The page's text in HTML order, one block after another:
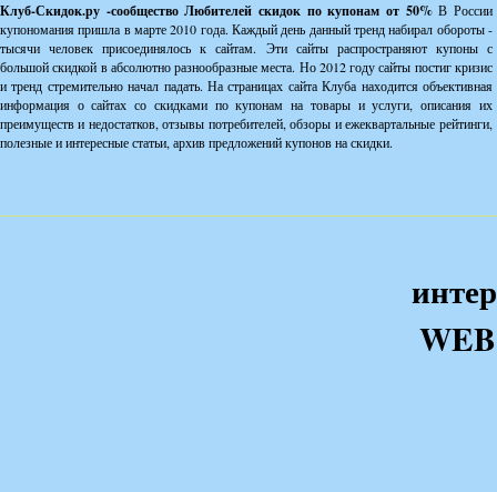
Клуб-Скидок.ру -сообщество Любителей скидок по купонам от 50%В России
купономания пришла в марте 2010 года. Каждый день данный тренд набирал обороты -
тысячи человек присоединялось к сайтам. Эти сайты распространяют купоны с
большой скидкой в абсолютно разнообразные места. Но 2012 году сайты постиг кризис
и тренд стремительно начал падать. На страницах сайта Клуба находится объективная
информация о сайтах со скидками по купонам на товары и услуги, описания их
преимуществ и недостатков, отзывы потребителей, обзоры и ежеквартальные рейтинги,
полезные и интересные статьи, архив предложений купонов на скидки.